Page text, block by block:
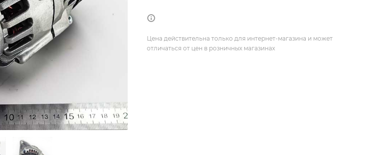
Цена действительна только для интернет-магазина и может
отличаться от цен в розничных магазинах